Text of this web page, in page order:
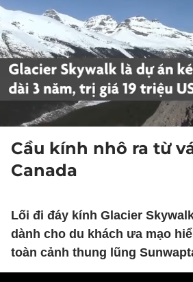
Cầu kính nhô ra từ
Canada
Lối đi đáy kính Glacier
dành cho du khách ưa mạo
toàn cảnh thung lũng